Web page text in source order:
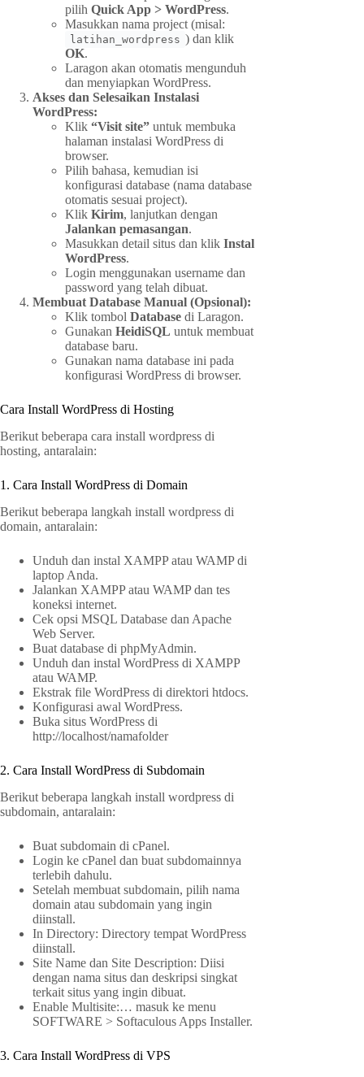
pilih Quick App > WordPress.
Masukkan nama project (misal:
latihan_wordpress ) dan klik
OK.
Laragon akan otomatis mengunduh
dan menyiapkan WordPress.
Akses dan Selesaikan Instalasi
WordPress:
Klik “Visit site” untuk membuka
halaman instalasi WordPress di
browser.
Pilih bahasa, kemudian isi
konfigurasi database (nama database
otomatis sesuai project).
Klik Kirim, lanjutkan dengan
Jalankan pemasangan.
Masukkan detail situs dan klik Instal
WordPress.
Login menggunakan username dan
password yang telah dibuat.
Membuat Database Manual (Opsional):
Klik tombol Database di Laragon.
Gunakan HeidiSQL untuk membuat
database baru.
Gunakan nama database ini pada
konfigurasi WordPress di browser.
Cara Install WordPress di Hosting
Berikut beberapa cara install wordpress di
hosting, antaralain:
1. Cara Install WordPress di Domain
Berikut beberapa langkah install wordpress di
domain, antaralain:
Unduh dan instal XAMPP atau WAMP di
laptop Anda.
Jalankan XAMPP atau WAMP dan tes
koneksi internet.
Cek opsi MSQL Database dan Apache
Web Server.
Buat database di phpMyAdmin.
Unduh dan instal WordPress di XAMPP
atau WAMP.
Ekstrak file WordPress di direktori htdocs.
Konfigurasi awal WordPress.
Buka situs WordPress di
http://localhost/namafolder
2. Cara Install WordPress di Subdomain
Berikut beberapa langkah install wordpress di
subdomain, antaralain:
Buat subdomain di cPanel.
Login ke cPanel dan buat subdomainnya
terlebih dahulu.
Setelah membuat subdomain, pilih nama
domain atau subdomain yang ingin
diinstall.
In Directory: Directory tempat WordPress
diinstall.
Site Name dan Site Description: Diisi
dengan nama situs dan deskripsi singkat
terkait situs yang ingin dibuat.
Enable Multisite:… masuk ke menu
SOFTWARE > Softaculous Apps Installer.
3. Cara Install WordPress di VPS